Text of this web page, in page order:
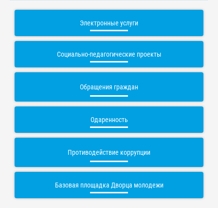
Электронные услуги
Социально-педагогические проекты
Обращения граждан
Одаренность
Противодействие коррупции
Базовая площадка Дворца молодежи